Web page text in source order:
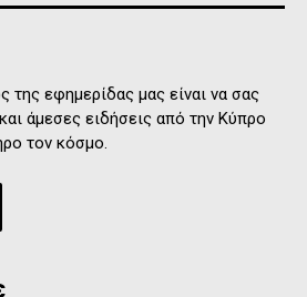
εφημερίδας μας είναι να σας
άμεσες ειδήσεις από την Κύπρο
τον κόσμο.